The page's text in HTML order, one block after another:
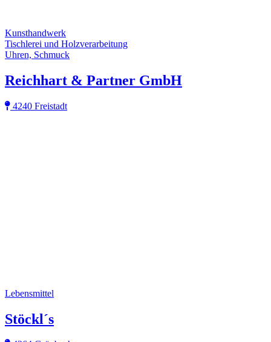
Kunsthandwerk
Tischlerei und Holzverarbeitung
Uhren, Schmuck
Reichhart & Partner GmbH
4240 Freistadt
Lebensmittel
Stöckl´s